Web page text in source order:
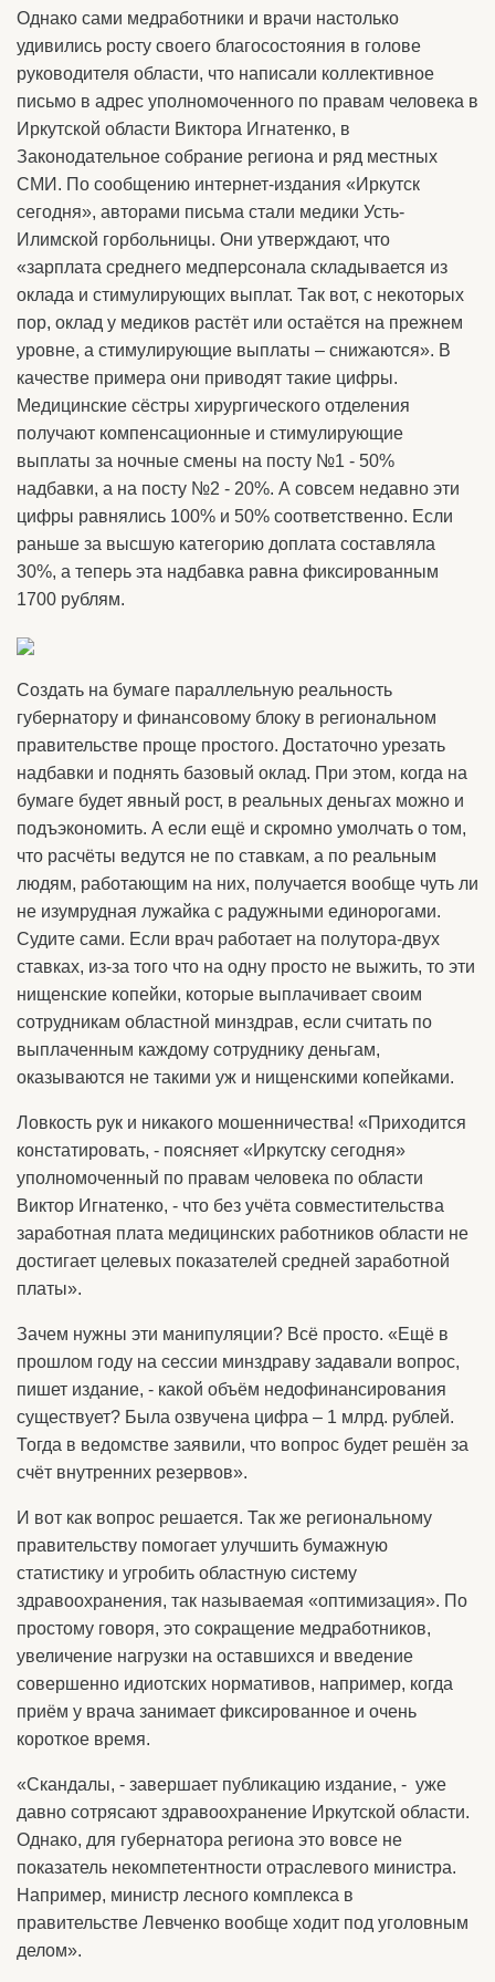
Однако сами медработники и врачи настолько
удивились росту своего благосостояния в голове
руководителя области, что написали коллективное
письмо в адрес уполномоченного по правам человека в
Иркутской области Виктора Игнатенко, в
Законодательное собрание региона и ряд местных
СМИ. По сообщению интернет-издания «Иркутск
сегодня», авторами письма стали медики Усть-
Илимской горбольницы. Они утверждают, что
«зарплата среднего медперсонала складывается из
оклада и стимулирующих выплат. Так вот, с некоторых
пор, оклад у медиков растёт или остаётся на прежнем
уровне, а стимулирующие выплаты – снижаются». В
качестве примера они приводят такие цифры.
Медицинские сёстры хирургического отделения
получают компенсационные и стимулирующие
выплаты за ночные смены на посту №1 - 50%
надбавки, а на посту №2 - 20%. А совсем недавно эти
цифры равнялись 100% и 50% соответственно. Если
раньше за высшую категорию доплата составляла
30%, а теперь эта надбавка равна фиксированным
1700 рублям.
Создать на бумаге параллельную реальность
губернатору и финансовому блоку в региональном
правительстве проще простого. Достаточно урезать
надбавки и поднять базовый оклад. При этом, когда на
бумаге будет явный рост, в реальных деньгах можно и
подъэкономить. А если ещё и скромно умолчать о том,
что расчёты ведутся не по ставкам, а по реальным
людям, работающим на них, получается вообще чуть ли
не изумрудная лужайка с радужными единорогами.
Судите сами. Если врач работает на полутора-двух
ставках, из-за того что на одну просто не выжить, то эти
нищенские копейки, которые выплачивает своим
сотрудникам областной минздрав, если считать по
выплаченным каждому сотруднику деньгам,
оказываются не такими уж и нищенскими копейками.
Ловкость рук и никакого мошенничества! «Приходится
констатировать, - поясняет «Иркутску сегодня»
уполномоченный по правам человека по области
Виктор Игнатенко, - что без учёта совместительства
заработная плата медицинских работников области не
достигает целевых показателей средней заработной
платы».
Зачем нужны эти манипуляции? Всё просто. «Ещё в
прошлом году на сессии минздраву задавали вопрос,
пишет издание, - какой объём недофинансирования
существует? Была озвучена цифра – 1 млрд. рублей.
Тогда в ведомстве заявили, что вопрос будет решён за
счёт внутренних резервов».
И вот как вопрос решается. Так же региональному
правительству помогает улучшить бумажную
статистику и угробить областную систему
здравоохранения, так называемая «оптимизация». По
простому говоря, это сокращение медработников,
увеличение нагрузки на оставшихся и введение
совершенно идиотских нормативов, например, когда
приём у врача занимает фиксированное и очень
короткое время.
«Скандалы, - завершает публикацию издание, - уже
давно сотрясают здравоохранение Иркутской области.
Однако, для губернатора региона это вовсе не
показатель некомпетентности отраслевого министра.
Например, министр лесного комплекса в
правительстве Левченко вообще ходит под уголовным
делом».